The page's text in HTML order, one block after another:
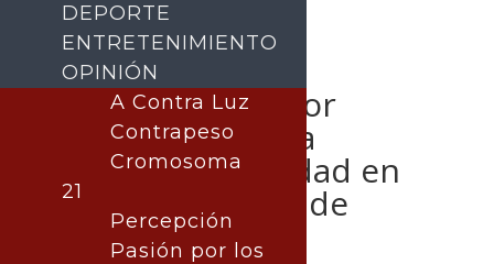
Invita Gobernador
Alfonso Durazo a
celebrar la Navidad en
familia y sin uso de
pirotecnia
DEPORTE
ENTRETENIMIENTO
OPINIÓN
A Contra Luz
Contrapeso
Cromosoma
21
Percepción
Pasión por los